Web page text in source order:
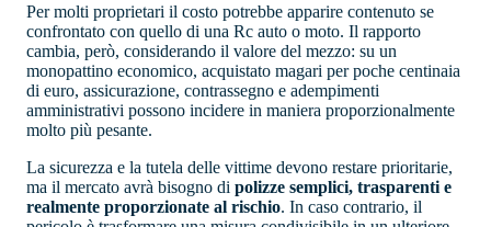
Per molti proprietari il costo potrebbe apparire contenuto se
confrontato con quello di una Rc auto o moto. Il rapporto
cambia, però, considerando il valore del mezzo: su un
monopattino economico, acquistato magari per poche centinaia
di euro, assicurazione, contrassegno e adempimenti
amministrativi possono incidere in maniera proporzionalmente
molto più pesante.
La sicurezza e la tutela delle vittime devono restare prioritarie,
ma il mercato avrà bisogno di polizze semplici, trasparenti e
realmente proporzionate al rischio. In caso contrario, il